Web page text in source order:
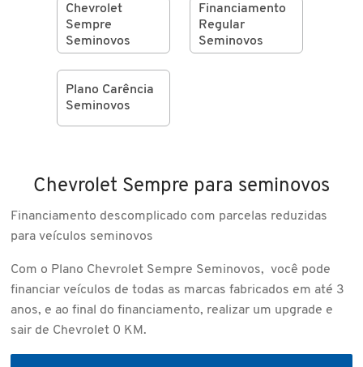
Chevrolet
Sempre
Seminovos
Financiamento
Regular
Seminovos
Plano Carência
Seminovos
Chevrolet Sempre para seminovos
Financiamento descomplicado com parcelas reduzidas
para veículos seminovos
Com o Plano Chevrolet Sempre Seminovos, você pode
financiar veículos de todas as marcas fabricados em até 3
anos, e ao final do financiamento, realizar um upgrade e
sair de Chevrolet 0 KM.